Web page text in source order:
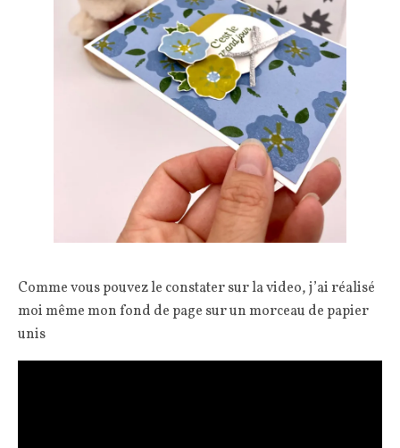
Comme vous pouvez le constater sur la video, j’ai réalisé
moi même mon fond de page sur un morceau de papier
unis